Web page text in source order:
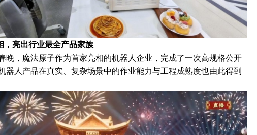
，亮出行业最全产品家族
晚，魔法原子作为首家亮相的机器人企业，完成了一次高规格公开
器人产品在真实、复杂场景中的作业能力与工程成熟度也由此得到